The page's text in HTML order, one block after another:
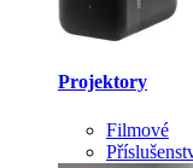
Projektory
Filmové